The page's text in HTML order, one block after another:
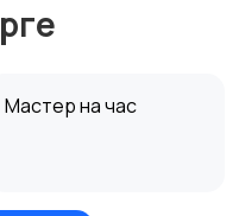
Мастер на час